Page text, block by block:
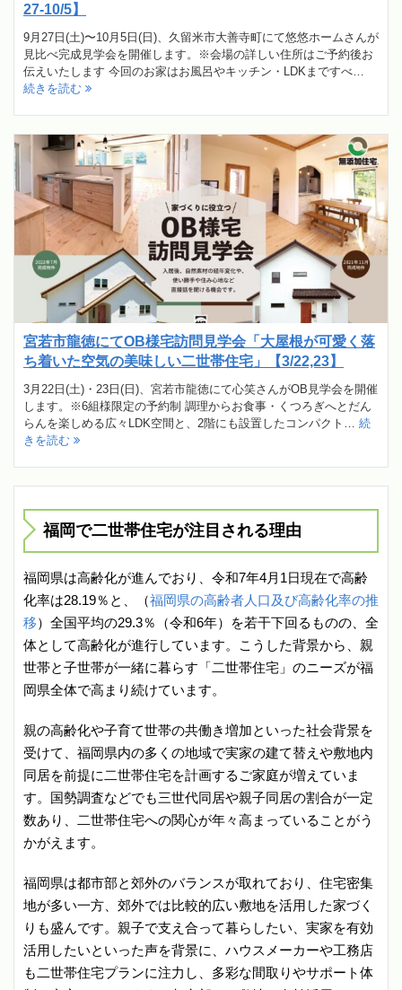
27-10/5】
9月27日(土)〜10月5日(日)、久留米市大善寺町にて悠悠ホームさんが
見比べ完成見学会を開催します。※会場の詳しい住所はご予約後お
伝えいたします 今回のお家はお風呂やキッチン・LDKまですべ…
続きを読む
宮若市龍徳にてOB様宅訪問見学会「大屋根が可愛く落
ち着いた空気の美味しい二世帯住宅」【3/22,23】
3月22日(土)・23日(日)、宮若市龍徳にて心笑さんがOB見学会を開催
します。※6組様限定の予約制 調理からお食事・くつろぎへとだん
らんを楽しめる広々LDK空間と、2階にも設置したコンパクト… 続
きを読む
福岡で二世帯住宅が注目される理由
福岡県は高齢化が進んでおり、令和7年4月1日現在で高齢
化率は28.19％と、（福岡県の高齢者人口及び高齢化率の推
移）全国平均の29.3％（令和6年）を若干下回るものの、全
体として高齢化が進行しています。こうした背景から、親
世帯と子世帯が一緒に暮らす「二世帯住宅」のニーズが福
岡県全体で高まり続けています。
親の高齢化や子育て世帯の共働き増加といった社会背景を
受けて、福岡県内の多くの地域で実家の建て替えや敷地内
同居を前提に二世帯住宅を計画するご家庭が増えていま
す。国勢調査などでも三世代同居や親子同居の割合が一定
数あり、二世帯住宅への関心が年々高まっていることがう
かがえます。
福岡県は都市部と郊外のバランスが取れており、住宅密集
地が多い一方、郊外では比較的広い敷地を活用した家づく
りも盛んです。親子で支え合って暮らしたい、実家を有効
活用したいといった声を背景に、ハウスメーカーや工務店
も二世帯住宅プランに注力し、多彩な間取りやサポート体